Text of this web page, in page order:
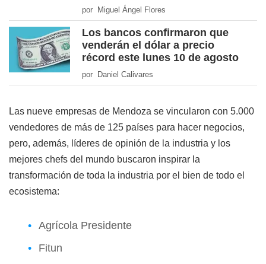
por Miguel Ángel Flores
Los bancos confirmaron que
venderán el dólar a precio
récord este lunes 10 de agosto
por Daniel Calivares
Las nueve empresas de Mendoza se vincularon con 5.000
vendedores de más de 125 países para hacer negocios,
pero, además, líderes de opinión de la industria y los
mejores chefs del mundo buscaron inspirar la
transformación de toda la industria por el bien de todo el
ecosistema:
Agrícola Presidente
Fitun